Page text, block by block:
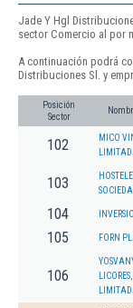
Jade Y Hgl
sector Comercio al por
A continuación podrá
Distribuciones Sl. y
Posición
Sector
102
MICO
103
104
105 FORN
106